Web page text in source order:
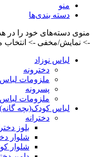
منو
دسته بندی‌ها
منوی دسته‌های خود را در
-> نمایش/مخفی -> انتخاب
لباس نوزاد
دخترونه
ملزومات لباس
پسرونه
ملزومات
لباس کودک(بچه گانه)
دخترانه
بلوز
شلوار
شلوار